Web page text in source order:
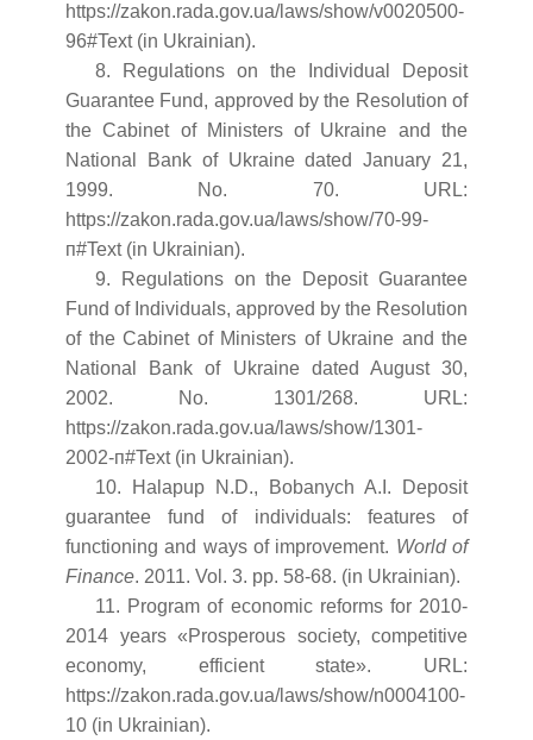
https://zakon.rada.gov.ua/laws/show/v0020500-
96#Text (in Ukrainian).
8. Regulations on the Individual Deposit
Guarantee Fund, approved by the Resolution of
the Cabinet of Ministers of Ukraine and the
National Bank of Ukraine dated January 21,
1999. No. 70. URL:
https://zakon.rada.gov.ua/laws/show/70-99-
п#Text (in Ukrainian).
9. Regulations on the Deposit Guarantee
Fund of Individuals, approved by the Resolution
of the Cabinet of Ministers of Ukraine and the
National Bank of Ukraine dated August 30,
2002. No. 1301/268. URL:
https://zakon.rada.gov.ua/laws/show/1301-
2002-п#Text (in Ukrainian).
10. Halapup N.D., Bobanych A.I. Deposit
guarantee fund of individuals: features of
functioning and ways of improvement. World of
Finance. 2011. Vol. 3. pp. 58-68. (in Ukrainian).
11. Program of economic reforms for 2010-
2014 years «Prosperous society, competitive
economy, efficient state». URL:
https://zakon.rada.gov.ua/laws/show/n0004100-
10 (in Ukrainian).